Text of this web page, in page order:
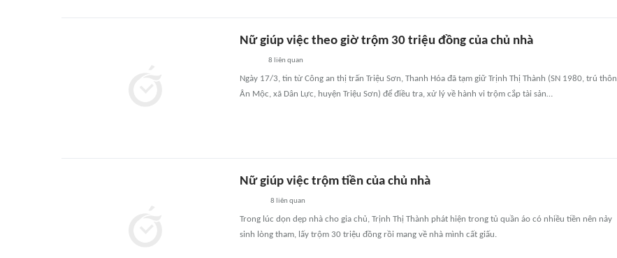
Nữ giúp việc theo giờ trộm 30 triệu đồng của chủ nhà
8 liên quan
Ngày 17/3, tin từ Công an thị trấn Triệu Sơn, Thanh Hóa đã tạm giữ Trịnh Thị Thành (SN 1980, trú thôn
Ân Mộc, xã Dân Lực, huyện Triệu Sơn) để điều tra, xử lý về hành vi trộm cắp tài sản…
Nữ giúp việc trộm tiền của chủ nhà
8 liên quan
Trong lúc dọn dẹp nhà cho gia chủ, Trịnh Thị Thành phát hiện trong tủ quần áo có nhiều tiền nên nảy
sinh lòng tham, lấy trộm 30 triệu đồng rồi mang về nhà mình cất giấu.